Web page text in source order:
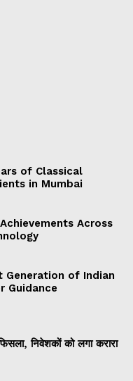
of Classical
in Mumbai
Across
Generation of Indian
Guidance
निवेशकों को लगा करारा